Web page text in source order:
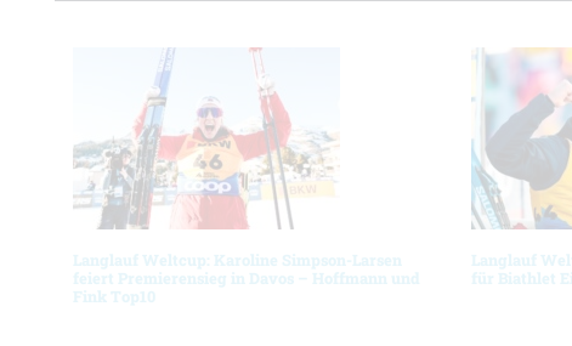
Langlauf Weltcup: Karoline Simpson-Larsen
feiert Premierensieg in Davos – Hoffmann und
Fink Top10
Langlauf
für Biathlet